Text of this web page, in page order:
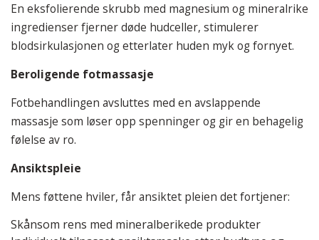
En eksfolierende skrubb med magnesium og mineralrike
ingredienser fjerner døde hudceller, stimulerer
blodsirkulasjonen og etterlater huden myk og fornyet.
Beroligende fotmassasje
Fotbehandlingen avsluttes med en avslappende
massasje som løser opp spenninger og gir en behagelig
følelse av ro.
Ansiktspleie
Mens føttene hviler, får ansiktet pleien det fortjener:
Skånsom rens med mineralberikede produkter